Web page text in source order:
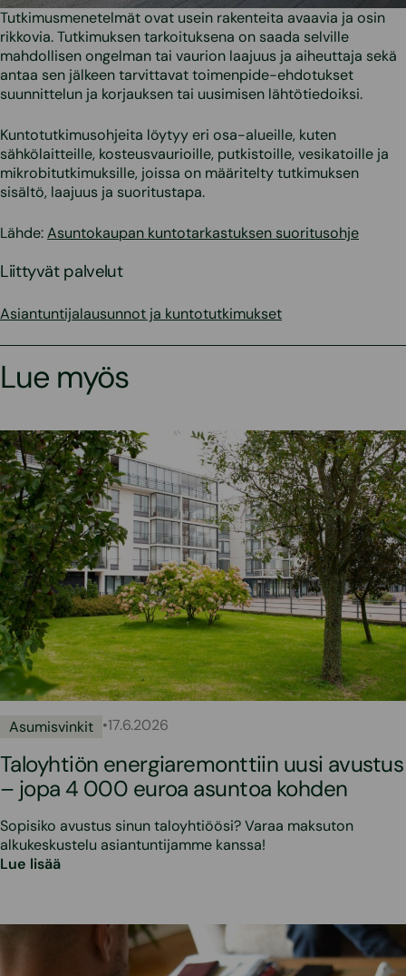
Tutkimusmenetelmät ovat usein rakenteita avaavia ja osin
rikkovia. Tutkimuksen tarkoituksena on saada selville
mahdollisen ongelman tai vaurion laajuus ja aiheuttaja sekä
antaa sen jälkeen tarvittavat toimenpide-ehdotukset
suunnittelun ja korjauksen tai uusimisen lähtötiedoiksi.
Kuntotutkimusohjeita löytyy eri osa-alueille, kuten
sähkölaitteille, kosteusvaurioille, putkistoille, vesikatoille ja
mikrobitutkimuksille, joissa on määritelty tutkimuksen
sisältö, laajuus ja suoritustapa.
Lähde:Asuntokaupan kuntotarkastuksen suoritusohje
Liittyvät palvelut
Asiantuntijalausunnot ja kuntotutkimukset
Lue myös
Asumisvinkit •17.6.2026
Taloyhtiön energiaremonttiin uusi avustus
– jopa 4 000 euroa asuntoa kohden
Sopisiko avustus sinun taloyhtiöösi? Varaa maksuton
alkukeskustelu asiantuntijamme kanssa!
Lue lisää